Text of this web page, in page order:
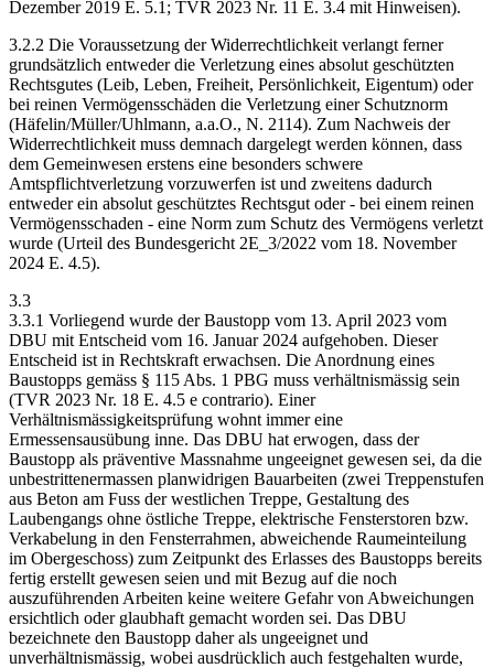
Dezember 2019 E. 5.1; TVR 2023 Nr. 11 E. 3.4 mit Hinweisen).
3.2.2 Die Voraussetzung der Widerrechtlichkeit verlangt ferner
grundsätzlich entweder die Verletzung eines absolut geschützten
Rechtsgutes (Leib, Leben, Freiheit, Persönlichkeit, Eigentum) oder
bei reinen Vermögensschäden die Verletzung einer Schutznorm
(Häfelin/Müller/Uhlmann, a.a.O., N. 2114). Zum Nachweis der
Widerrechtlichkeit muss demnach dargelegt werden können, dass
dem Gemeinwesen erstens eine besonders schwere
Amtspflichtverletzung vorzuwerfen ist und zweitens dadurch
entweder ein absolut geschütztes Rechtsgut oder - bei einem reinen
Vermögensschaden - eine Norm zum Schutz des Vermögens verletzt
wurde (Urteil des Bundesgericht 2E_3/2022 vom 18. November
2024 E. 4.5).
3.3
3.3.1 Vorliegend wurde der Baustopp vom 13. April 2023 vom
DBU mit Entscheid vom 16. Januar 2024 aufgehoben. Dieser
Entscheid ist in Rechtskraft erwachsen. Die Anordnung eines
Baustopps gemäss § 115 Abs. 1 PBG muss verhältnismässig sein
(TVR 2023 Nr. 18 E. 4.5 e contrario). Einer
Verhältnismässigkeitsprüfung wohnt immer eine
Ermessensausübung inne. Das DBU hat erwogen, dass der
Baustopp als präventive Massnahme ungeeignet gewesen sei, da die
unbestrittenermassen planwidrigen Bauarbeiten (zwei Treppenstufen
aus Beton am Fuss der westlichen Treppe, Gestaltung des
Laubengangs ohne östliche Treppe, elektrische Fensterstoren bzw.
Verkabelung in den Fensterrahmen, abweichende Raumeinteilung
im Obergeschoss) zum Zeitpunkt des Erlasses des Baustopps bereits
fertig erstellt gewesen seien und mit Bezug auf die noch
auszuführenden Arbeiten keine weitere Gefahr von Abweichungen
ersichtlich oder glaubhaft gemacht worden sei. Das DBU
bezeichnete den Baustopp daher als ungeeignet und
unverhältnismässig, wobei ausdrücklich auch festgehalten wurde,